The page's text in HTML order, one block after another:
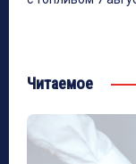
Читаемое